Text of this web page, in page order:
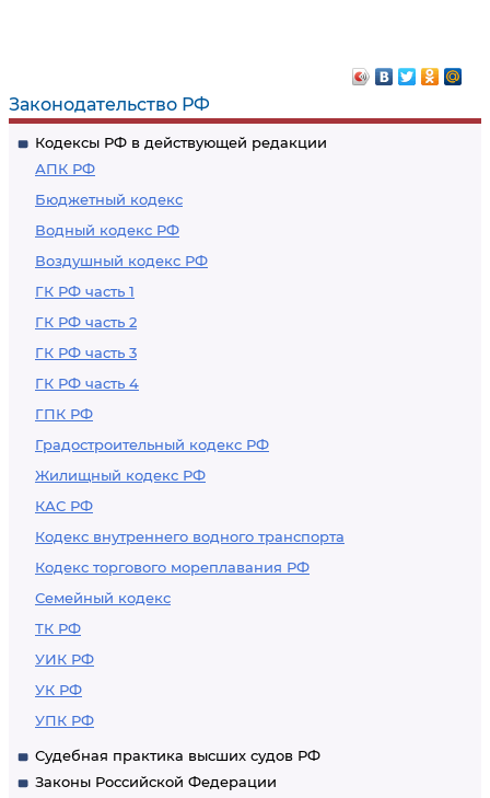
Законодательство РФ
Кодексы РФ в действующей редакции
АПК РФ
Бюджетный кодекс
Водный кодекс РФ
Воздушный кодекс РФ
ГК РФ часть 1
ГК РФ часть 2
ГК РФ часть 3
ГК РФ часть 4
ГПК РФ
Градостроительный кодекс РФ
Жилищный кодекс РФ
КАС РФ
Кодекс внутреннего водного транспорта
Кодекс торгового мореплавания РФ
Семейный кодекс
ТК РФ
УИК РФ
УК РФ
УПК РФ
Судебная практика высших судов РФ
Законы Российской Федерации